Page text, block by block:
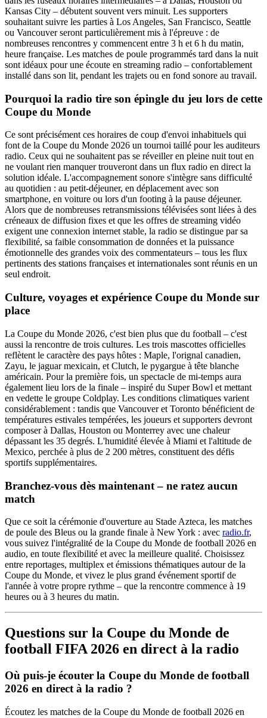
Kansas City – débutent souvent vers minuit. Les supporters
souhaitant suivre les parties à Los Angeles, San Francisco, Seattle
ou Vancouver seront particulièrement mis à l'épreuve : de
nombreuses rencontres y commencent entre 3 h et 6 h du matin,
heure française. Les matches de poule programmés tard dans la nuit
sont idéaux pour une écoute en streaming radio – confortablement
installé dans son lit, pendant les trajets ou en fond sonore au travail.
Pourquoi la radio tire son épingle du jeu lors de cette
Coupe du Monde
Ce sont précisément ces horaires de coup d'envoi inhabituels qui
font de la Coupe du Monde 2026 un tournoi taillé pour les auditeurs
radio. Ceux qui ne souhaitent pas se réveiller en pleine nuit tout en
ne voulant rien manquer trouveront dans un flux radio en direct la
solution idéale. L'accompagnement sonore s'intègre sans difficulté
au quotidien : au petit-déjeuner, en déplacement avec son
smartphone, en voiture ou lors d'un footing à la pause déjeuner.
Alors que de nombreuses retransmissions télévisées sont liées à des
créneaux de diffusion fixes et que les offres de streaming vidéo
exigent une connexion internet stable, la radio se distingue par sa
flexibilité, sa faible consommation de données et la puissance
émotionnelle des grandes voix des commentateurs – tous les flux
pertinents des stations françaises et internationales sont réunis en un
seul endroit.
Culture, voyages et expérience Coupe du Monde sur
place
La Coupe du Monde 2026, c'est bien plus que du football – c'est
aussi la rencontre de trois cultures. Les trois mascottes officielles
reflètent le caractère des pays hôtes : Maple, l'orignal canadien,
Zayu, le jaguar mexicain, et Clutch, le pygargue à tête blanche
américain. Pour la première fois, un spectacle de mi-temps aura
également lieu lors de la finale – inspiré du Super Bowl et mettant
en vedette le groupe Coldplay. Les conditions climatiques varient
considérablement : tandis que Vancouver et Toronto bénéficient de
températures estivales tempérées, les joueurs et supporters devront
composer à Dallas, Houston ou Monterrey avec une chaleur
dépassant les 35 degrés. L'humidité élevée à Miami et l'altitude de
Mexico, perchée à plus de 2 200 mètres, constituent des défis
sportifs supplémentaires.
Branchez-vous dès maintenant – ne ratez aucun
match
Que ce soit la cérémonie d'ouverture au Stade Azteca, les matches
de poule des Bleus ou la grande finale à New York : avec radio.fr,
vous suivez l'intégralité de la Coupe du Monde de football 2026 en
audio, en toute flexibilité et avec la meilleure qualité. Choisissez
entre reportages, multiplex et émissions thématiques autour de la
Coupe du Monde, et vivez le plus grand événement sportif de
l'année à votre propre rythme – que la rencontre commence à 19
heures ou à 3 heures du matin.
Questions sur la Coupe du Monde de
football FIFA 2026 en direct à la radio
Où puis-je écouter la Coupe du Monde de football
2026 en direct à la radio ?
Écoutez les matches de la Coupe du Monde de football 2026 en